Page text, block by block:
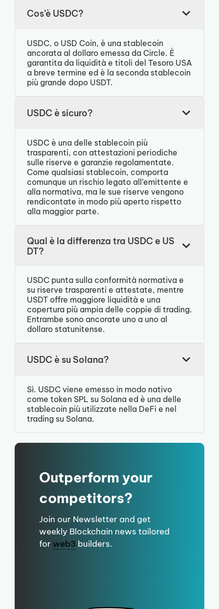
Cos’è USDC?
USDC, o USD Coin, è una stablecoin
ancorata al dollaro emessa da Circle. È
garantita da liquidità e titoli del Tesoro USA
a breve termine ed è la seconda stablecoin
più grande dopo USDT.
USDC è sicuro?
USDC è una delle stablecoin più
trasparenti, con attestazioni periodiche
sulle riserve e garanzie regolamentate.
Come qualsiasi stablecoin, comporta
comunque un rischio legato all’emittente e
alla normativa, ma le sue riserve vengono
rendicontate in modo più aperto rispetto
alla maggior parte.
Qual è la differenza tra USDC e US
DT?
USDC punta sulla conformità normativa e
su riserve trasparenti e attestate, mentre
USDT offre maggiore liquidità e una
copertura più ampia delle coppie di trading.
Entrambe sono ancorate uno a uno al
dollaro statunitense.
USDC è su Solana?
Sì. USDC viene emesso in modo nativo
come token SPL su Solana ed è una delle
stablecoin più utilizzate nella DeFi e nel
trading su Solana.
Outperform your
competitors?
Join our Newsletter and get
weekly Blockchain news tailored
for web3 builders.